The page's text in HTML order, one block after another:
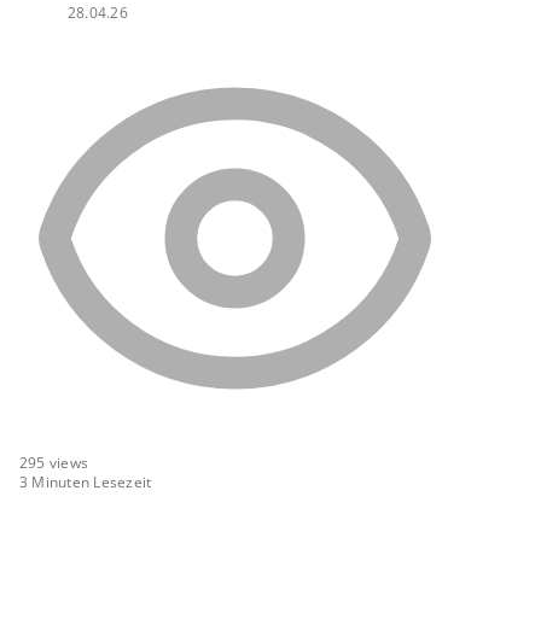
28.04.26
295 views
3 Minuten Lesezeit